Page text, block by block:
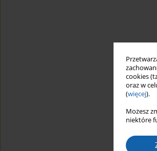
cookies
oraz w
(więcej).
Możesz
niektóre